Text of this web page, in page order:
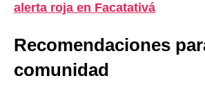
alerta roja en Facatativá
Recomendaciones
comunidad